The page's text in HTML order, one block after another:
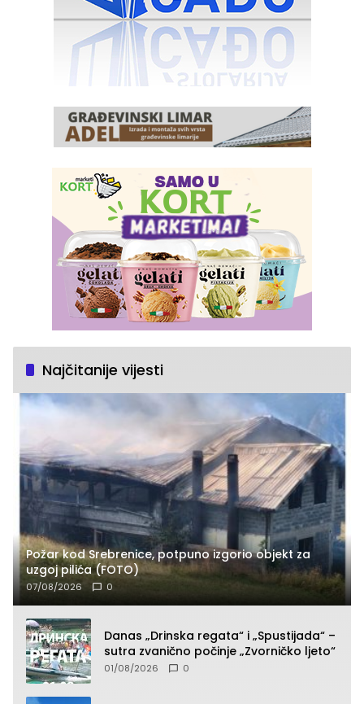
Najčitanije vijesti
Požar kod Srebrenice, potpuno izgorio objekt za
uzgoj pilića (FOTO)
07/08/2026 0
Danas „Drinska regata“ i „Spustijada“ –
sutra zvanično počinje „Zvorničko ljeto“
01/08/2026 0